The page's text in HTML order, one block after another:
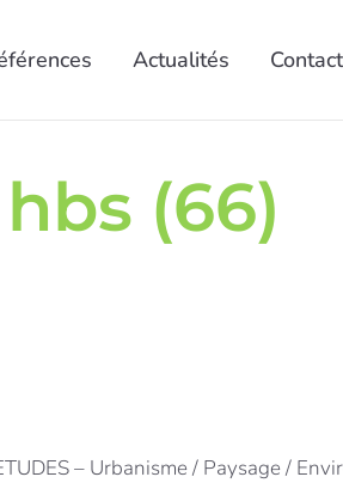
Actualités
(66)
– Urbanisme / Paysage /